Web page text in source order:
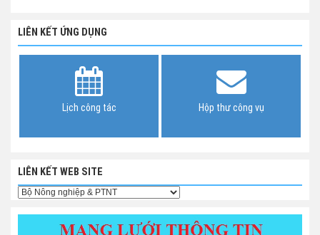
LIÊN KẾT ỨNG DỤNG
Lịch công tác Hộp thư công vụ
LIÊN KẾT WEB SITE